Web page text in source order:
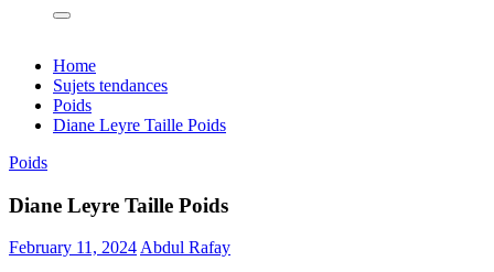
Home
Sujets tendances
Poids
Diane Leyre Taille Poids
Poids
Diane Leyre Taille Poids
February 11, 2024Abdul Rafay